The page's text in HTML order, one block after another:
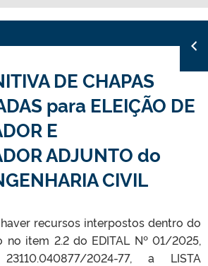
DE CHAPAS
para ELEIÇÃO DE
E
ADJUNTO do
CIVIL
recursos interpostos dentro do
no item 2.2 do EDITAL Nº 01/2025,
2024-77, a LISTA